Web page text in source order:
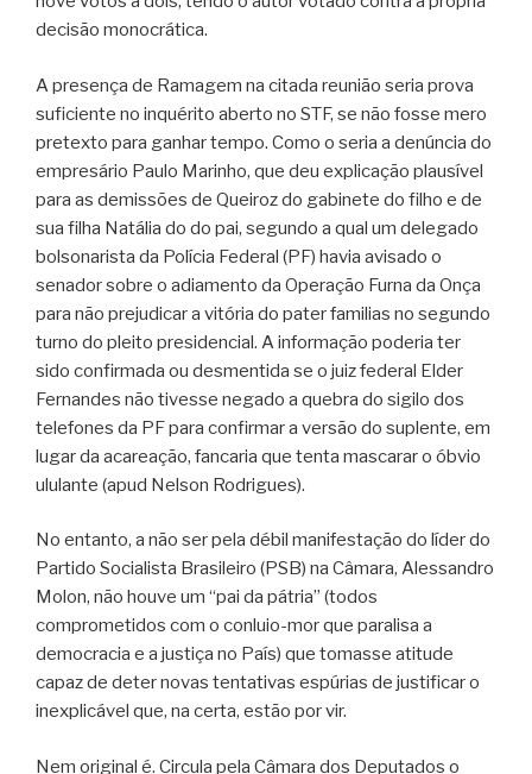
decisão monocrática.
A presença de Ramagem na citada reunião seria prova
suficiente no inquérito aberto no STF, se não fosse mero
pretexto para ganhar tempo. Como o seria a denúncia do
empresário Paulo Marinho, que deu explicação plausível
para as demissões de Queiroz do gabinete do filho e de
sua filha Natália do do pai, segundo a qual um delegado
bolsonarista da Polícia Federal (PF) havia avisado o
senador sobre o adiamento da Operação Furna da Onça
para não prejudicar a vitória do pater familias no segundo
turno do pleito presidencial. A informação poderia ter
sido confirmada ou desmentida se o juiz federal Elder
Fernandes não tivesse negado a quebra do sigilo dos
telefones da PF para confirmar a versão do suplente, em
lugar da acareação, fancaria que tenta mascarar o óbvio
ululante (apud Nelson Rodrigues).
No entanto, a não ser pela débil manifestação do líder do
Partido Socialista Brasileiro (PSB) na Câmara, Alessandro
Molon, não houve um “pai da pátria” (todos
comprometidos com o conluio-mor que paralisa a
democracia e a justiça no País) que tomasse atitude
capaz de deter novas tentativas espúrias de justificar o
inexplicável que, na certa, estão por vir.
Nem original é. Circula pela Câmara dos Deputados o